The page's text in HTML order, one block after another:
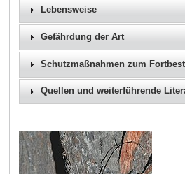
Lebensweise
Gefährdung der Art
Schutzmaßnahmen zum
Quellen und weiterführende